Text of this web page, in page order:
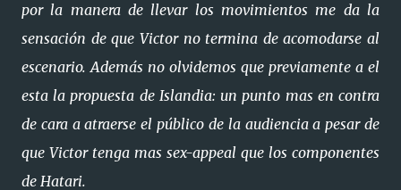
por la manera de llevar los movimientos me da la
sensación de que Victor no termina de acomodarse al
escenario. Además no olvidemos que previamente a el
esta la propuesta de Islandia: un punto mas en contra
de cara a atraerse el público de la audiencia a pesar de
que Victor tenga mas sex-appeal que los componentes
de Hatari.